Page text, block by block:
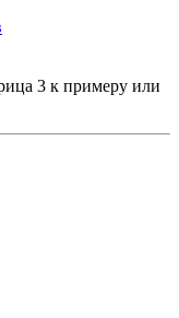
3 к примеру или